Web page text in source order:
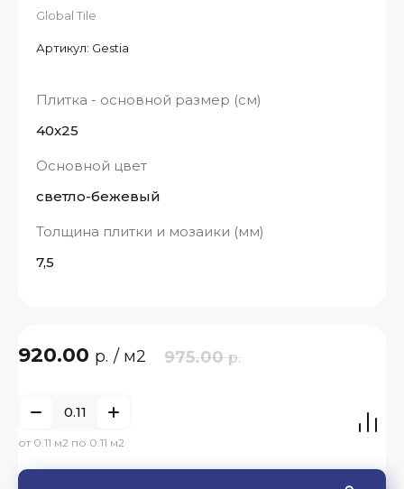
Global Tile
Артикул: Gestia
Плитка - основной размер (см)
40x25
Основной цвет
светло-бежевый
Толщина плитки и мозаики (мм)
7,5
920.00 р. / м2 975.00 р.
от 0.11 м2 по 0.11 м2